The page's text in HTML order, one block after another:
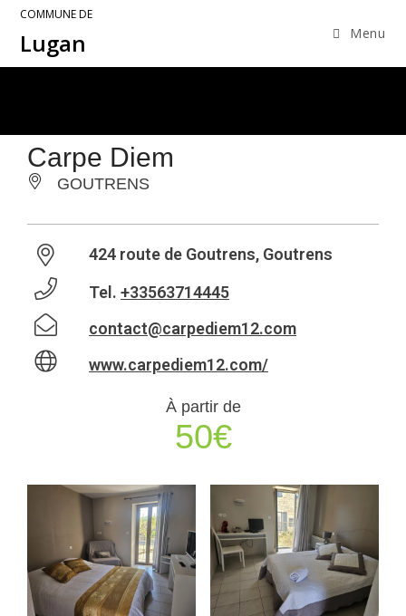
COMMUNE DE
Lugan Menu
Carpe Diem
GOUTRENS
424 route de Goutrens, Goutrens
Tel. +33563714445
contact@carpediem12.com
www.carpediem12.com/
À partir de
50€